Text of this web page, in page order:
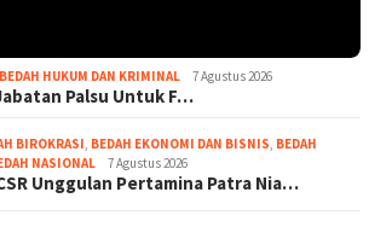
BEDAH HUKUM DAN KRIMINAL 7 Agustus 2026
Palsu Untuk F…
BIROKRASI, BEDAH EKONOMI DAN BISNIS, BEDAH
NASIONAL 7 Agustus 2026
Unggulan Pertamina Patra Nia…